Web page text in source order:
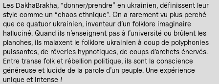
Les DakhaBrakha, “donner/prendre” en ukrainien, définissent leur
style comme un “chaos ethnique”. On a rarement vu plus perché
que ce quatuor ukrainien, inventeur d’un folklore imaginaire
halluciné. Quand ils n’enseignent pas à l’université ou brûlent les
planches, ils malaxent le folklore ukrainien à coup de polyphonies
puissantes, de rêveries hypnotiques, de coups d’archets énervés.
Entre transe folk et rébellion politique, ils sont la conscience
généreuse et lucide de la parole d’un peuple. Une expérience
unique et intense !